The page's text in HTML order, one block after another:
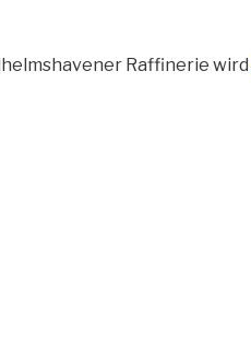
Raffinerie wird